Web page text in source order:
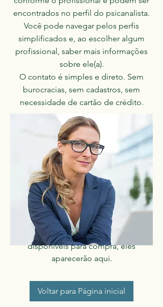
encontrados no perfil do psicanalista.
Você pode navegar pelos perfis
simplificados e, ao escolher algum
profissional, saber mais informações
sobre ele(a).
O contato é simples e direto. Sem
burocracias, sem cadastros, sem
necessidade de cartão de crédito.
Nenhum plano
disponível
Quando houverem planos
disponíveis para compra, eles
aparecerão aqui.
Voltar para Página inicial